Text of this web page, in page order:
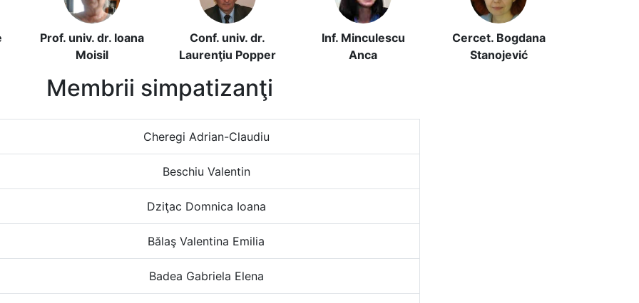
Prof. univ. dr. Ioana
Moisil
Conf. univ. dr.
Laurenţiu Popper
Inf. Minculescu
Anca
Cercet. Bogdana
Stanojević
Membrii simpatizanţi
Cheregi Adrian-Claudiu
Beschiu Valentin
Dziţac Domnica Ioana
Bălaş Valentina Emilia
Badea Gabriela Elena